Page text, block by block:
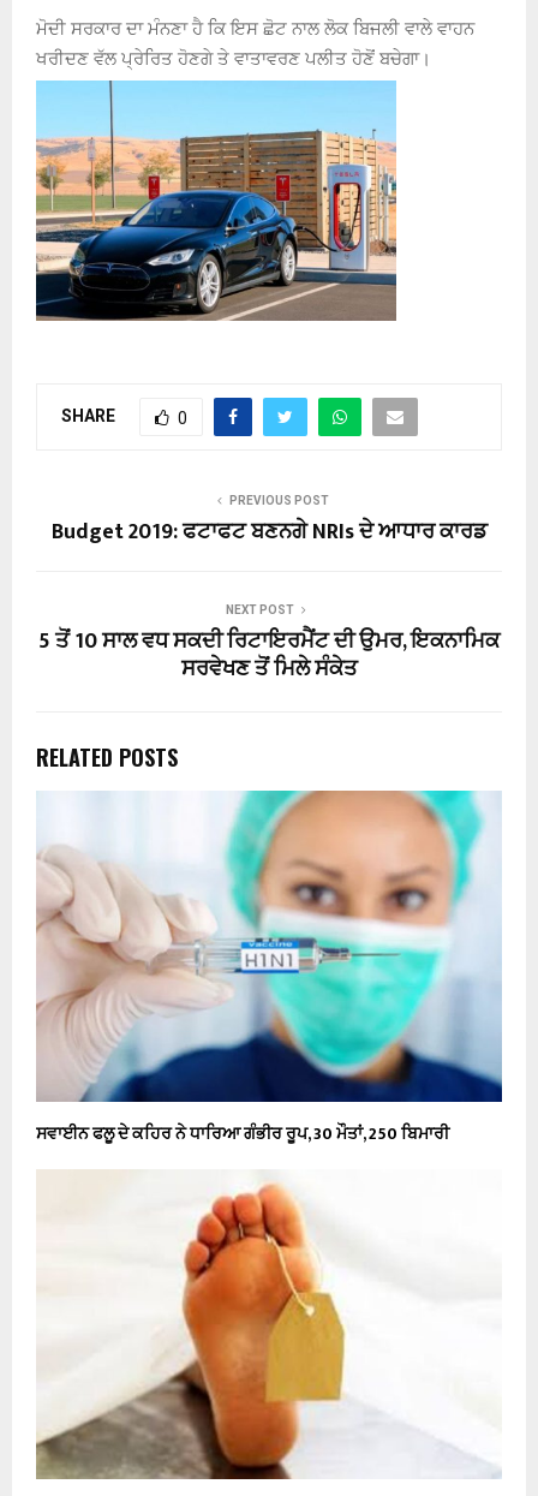
ਮੋਦੀ ਸਰਕਾਰ ਦਾ ਮੰਨਣਾ ਹੈ ਕਿ ਇਸ ਛੋਟ ਨਾਲ ਲੋਕ ਬਿਜਲੀ ਵਾਲੇ ਵਾਹਨ
ਖਰੀਦਣ ਵੱਲ ਪ੍ਰੇਰਿਤ ਹੋਣਗੇ ਤੇ ਵਾਤਾਵਰਣ ਪਲੀਤ ਹੋਣੋਂ ਬਚੇਗਾ।
SHARE 0
PREVIOUS POST
Budget 2019: ਫਟਾਫਟ ਬਣਨਗੇ NRIs ਦੇ ਆਧਾਰ ਕਾਰਡ
NEXT POST
5 ਤੋਂ 10 ਸਾਲ ਵਧ ਸਕਦੀ ਰਿਟਾਇਰਮੈਂਟ ਦੀ ਉਮਰ, ਇਕਨਾਮਿਕ
ਸਰਵੇਖਣ ਤੋਂ ਮਿਲੇ ਸੰਕੇਤ
RELATED POSTS
ਸਵਾਈਨ ਫਲੂ ਦੇ ਕਹਿਰ ਨੇ ਧਾਰਿਆ ਗੰਭੀਰ ਰੂਪ, 30 ਮੌਤਾਂ, 250 ਬਿਮਾਰੀ